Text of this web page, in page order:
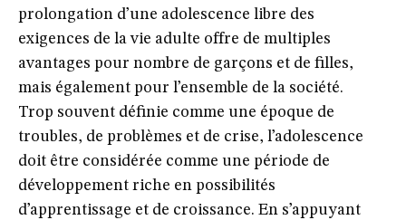
prolongation d’une adolescence libre des
exigences de la vie adulte offre de multiples
avantages pour nombre de garçons et de filles,
mais également pour l’ensemble de la société.
Trop souvent définie comme une époque de
troubles, de problèmes et de crise, l’adolescence
doit être considérée comme une période de
développement riche en possibilités
d’apprentissage et de croissance. En s’appuyant